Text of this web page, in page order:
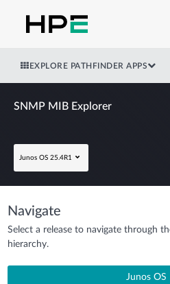
EXPLORE PATHFINDER APPS
SNMP MIB Explorer
Junos OS 25.4R1
Navigate
Select a release to navigate through
hierarchy.
Junos OS